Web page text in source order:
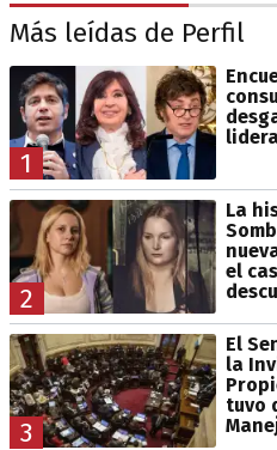
Más leídas de Perfil
1
2
La
el
3
El
la
tuvo